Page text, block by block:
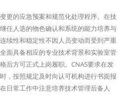
更的应急预案和规范化处理程序。在技
任人选的物色确认和系统的能力培养与
续性和稳定性不因人员变动而受到严重
面具备相应的专业技术背景和实验室管
后方可正式上岗履职。CNAS要求在发
，按照规定及时向认可机构进行书面报
日常工作中注意培养技术管理后备人